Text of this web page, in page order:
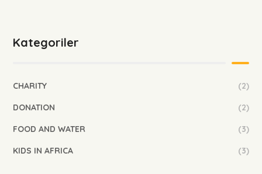
Kategoriler
CHARITY (2)
DONATION (2)
FOOD AND WATER (3)
KIDS IN AFRICA (3)